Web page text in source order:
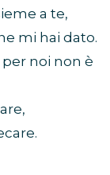
a te,
mi hai dato.
noi non è